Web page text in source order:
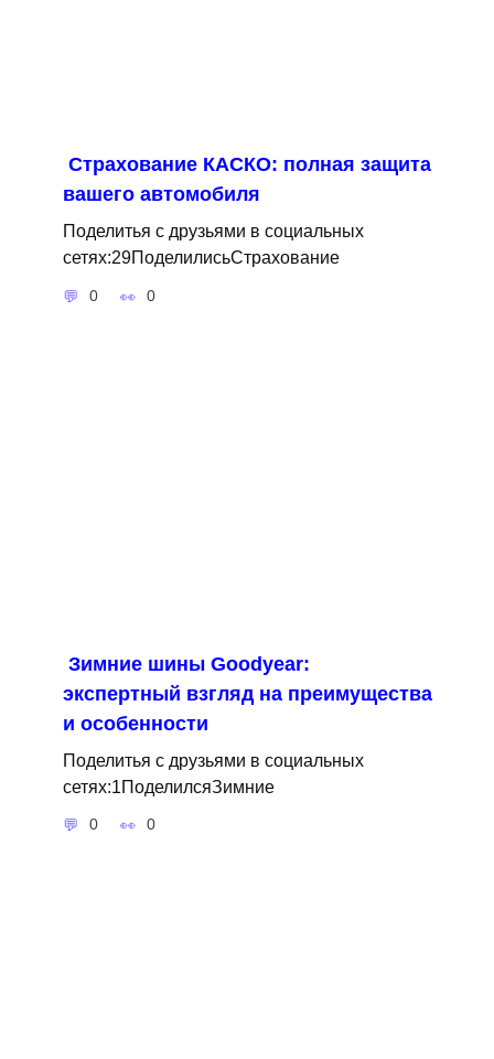
Страхование КАСКО: полная защита
вашего автомобиля
Поделитья с друзьями в социальных
сетях:29ПоделилисьСтрахование
0 0
Зимние шины Goodyear:
экспертный взгляд на преимущества
и особенности
Поделитья с друзьями в социальных
сетях:1ПоделилсяЗимние
0 0